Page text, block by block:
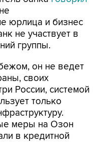
юрлица и бизнес
не участвует в
группы.
он не ведет
своих
России, системой
только
меры на Озон
в кредитной